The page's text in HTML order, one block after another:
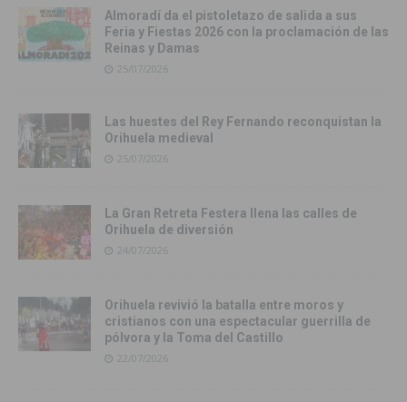
Almoradí da el pistoletazo de salida a sus
Feria y Fiestas 2026 con la proclamación de las
Reinas y Damas
25/07/2026
Las huestes del Rey Fernando reconquistan la
Orihuela medieval
25/07/2026
La Gran Retreta Festera llena las calles de
Orihuela de diversión
24/07/2026
Orihuela revivió la batalla entre moros y
cristianos con una espectacular guerrilla de
pólvora y la Toma del Castillo
22/07/2026